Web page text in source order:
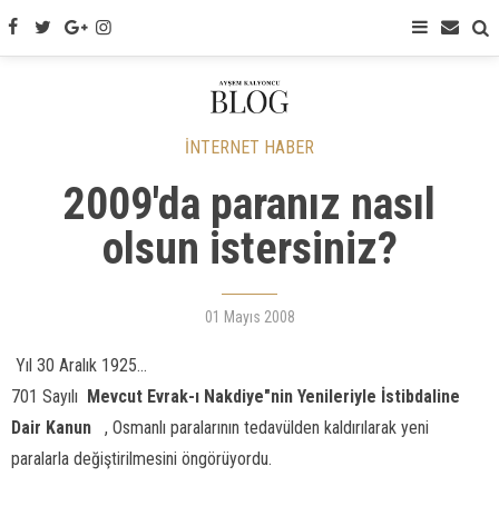
İNTERNET HABER
2009'da paranız nasıl
olsun istersiniz?
01 Mayıs 2008
Yıl 30 Aralık 1925...
701 Sayılı  Mevcut Evrak-ı Nakdiye"nin Yenileriyle İstibdaline
Dair Kanun
, Osmanlı paralarının tedavülden kaldırılarak yeni
paralarla değiştirilmesini öngörüyordu.